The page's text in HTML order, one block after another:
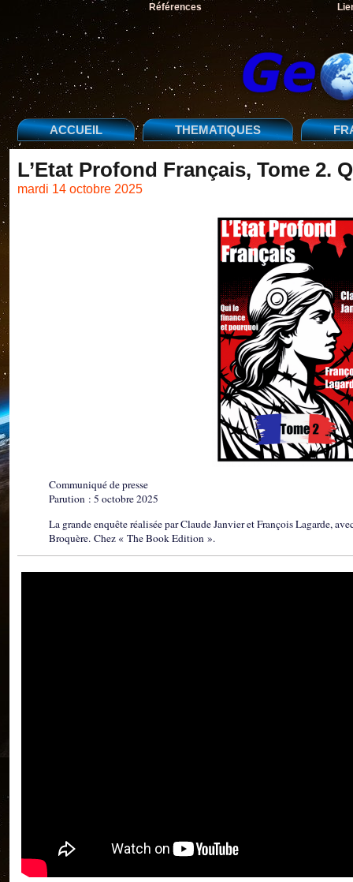
Références
ACCUEIL THEMATIQUES
L’Etat Profond Français, Tome 2.
mardi 14 octobre 2025
Communiqué de presse
Parution : 5 octobre 2025
La grande enquête réalisée par Claude Janvier et François Lagarde,
Broquère. Chez « The Book Edition ».